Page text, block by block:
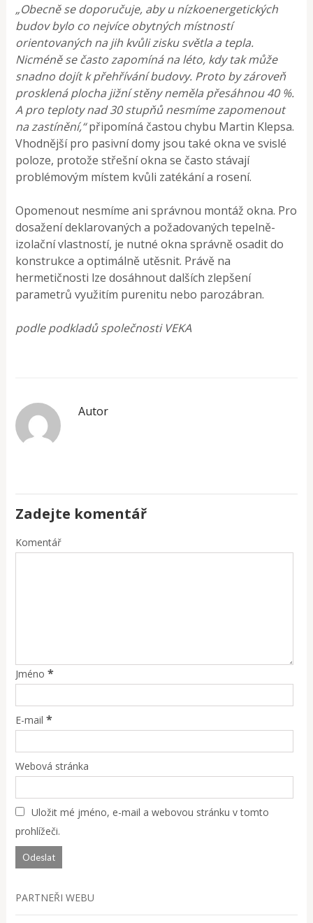
„Obecně se doporučuje, aby u nízkoenergetických
budov bylo co nejvíce obytných místností
orientovaných na jih kvůli zisku světla a tepla.
Nicméně se často zapomíná na léto, kdy tak může
snadno dojít k přehřívání budovy. Proto by zároveň
prosklená plocha jižní stěny neměla přesáhnou 40 %.
A pro teploty nad 30 stupňů nesmíme zapomenout
na zastínění,“připomíná častou chybu Martin Klepsa.
Vhodnější pro pasivní domy jsou také okna ve svislé
poloze, protože střešní okna se často stávají
problémovým místem kvůli zatékání a rosení.
Opomenout nesmíme ani správnou montáž okna. Pro
dosažení deklarovaných a požadovaných tepelně-
izolační vlastností, je nutné okna správně osadit do
konstrukce a optimálně utěsnit. Právě na
hermetičnosti lze dosáhnout dalších zlepšení
parametrů využitím purenitu nebo parozábran.
podle podkladů společnosti VEKA
Autor
Zadejte komentář
Komentář
Jméno *
E-mail *
Webová stránka
Uložit mé jméno, e-mail a webovou stránku v tomto
prohlížeči.
PARTNEŘI WEBU